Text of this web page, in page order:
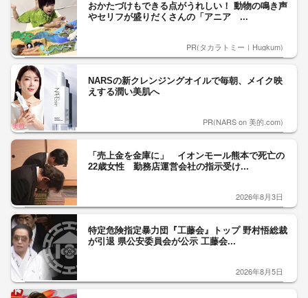
おかたづけもできる点がうれしい！ 動物の鳴き声
やセリフが盛りだくさんの「アニア ...
PR(タカラトミー｜Hugkum)
NARSの新クレンジングオイルで毎朝、メイク映
えする潤い美肌へ
PR(NARS on 美的.com)
「売上金を金庫に」 イオンモール熊本で死亡の
22歳女性 勤務店運営会社の指示受け...
2026年8月3日
特定危険指定暴力団『工藤会』トップ 野村悟総裁
が引退 県公安委員会が公示 工藤会...
2026年8月5日